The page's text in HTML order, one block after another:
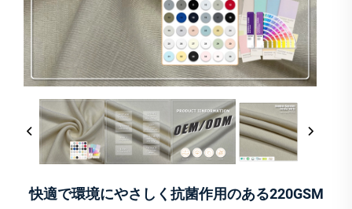
快適で環境にやさしく抗菌作用のある220GSM